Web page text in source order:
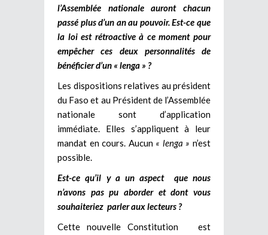
l’Assemblée nationale auront chacun
passé plus d’un an au pouvoir. Est-ce que
la loi est rétroactive à ce moment pour
empêcher ces deux personnalités de
bénéficier d’un « lenga » ?
Les dispositions relatives au président
du Faso et au Président de l’Assemblée
nationale sont d’application
immédiate. Elles s’appliquent à leur
mandat en cours. Aucun « lenga » n’est
possible.
Est-ce qu’il y a un aspect que nous
n’avons pas pu aborder et dont vous
souhaiteriez parler aux lecteurs ?
Cette nouvelle Constitution est